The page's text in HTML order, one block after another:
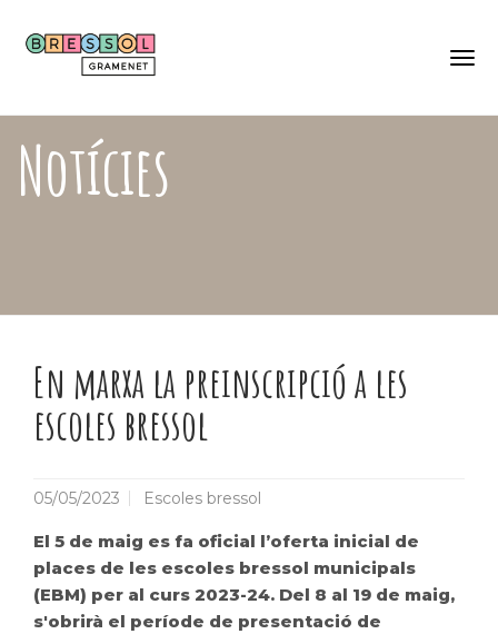
main
Notícies
En marxa la preinscripció a les
escoles bressol
05/05/2023 Escoles bressol
El 5 de maig es fa oficial l’oferta inicial de
places de les escoles bressol municipals
(EBM) per al curs 2023-24. Del 8 al 19 de maig,
s'obrirà el període de presentació de